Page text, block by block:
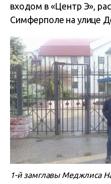
входом в «Центр Э»,
Симферполе на улице
1-й замглавы Меджлиса